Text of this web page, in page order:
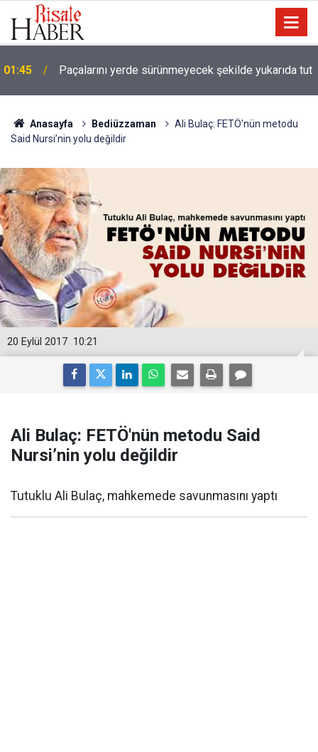
01:45 Paçalarını yerde sürünmeyecek şekilde yukarıda tut
Anasayfa Bediüzzaman
Ali Bulaç: FETÖ'nün metodu
Said Nursi’nin yolu değildir
10:21
20 Eylül 2017
Ali Bulaç: FETÖ'nün metodu Said
Nursi’nin yolu değildir
Tutuklu Ali Bulaç, mahkemede savunmasını yaptı